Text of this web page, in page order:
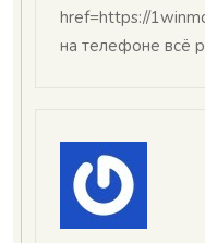
href=https://
на телефоне всё